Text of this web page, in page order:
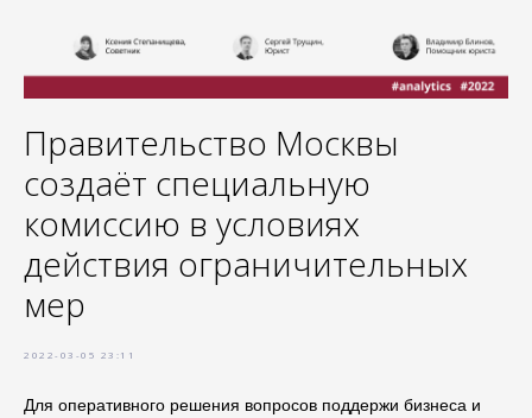
Правительство Москвы
создаёт специальную
комиссию в условиях
действия ограничительных
мер
2022-03-05 23:11
Для оперативного решения вопросов поддержи бизнеса и